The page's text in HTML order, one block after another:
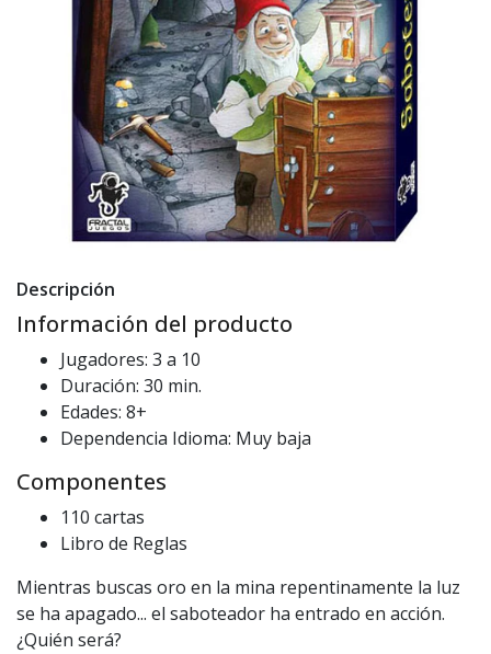
Descripción
Información del producto
Jugadores: 3 a 10
Duración: 30 min.
Edades: 8+
Dependencia Idioma: Muy baja
Componentes
110 cartas
Libro de Reglas
Mientras buscas oro en la mina repentinamente la luz
se ha apagado... el saboteador ha entrado en acción.
¿Quién será?